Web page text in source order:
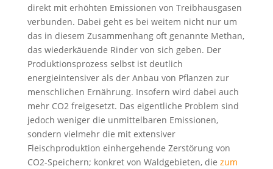
direkt mit erhöhten Emissionen von Treibhausgasen
verbunden. Dabei geht es bei weitem nicht nur um
das in diesem Zusammenhang oft genannte Methan,
das wiederkäuende Rinder von sich geben. Der
Produktionsprozess selbst ist deutlich
energieintensiver als der Anbau von Pflanzen zur
menschlichen Ernährung. Insofern wird dabei auch
mehr CO2 freigesetzt. Das eigentliche Problem sind
jedoch weniger die unmittelbaren Emissionen,
sondern vielmehr die mit extensiver
Fleischproduktion einhergehende Zerstörung von
CO2-Speichern; konkret von Waldgebieten, die zum